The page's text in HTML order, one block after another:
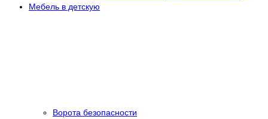
Мебель в детскую
Ворота безопасности